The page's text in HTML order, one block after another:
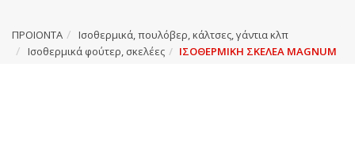
ΠΡΟΙΟΝΤΑ
Ισοθερμικά, πουλόβερ, κάλτσες, γάντια κλπ
Ισοθερμικά φούτερ, σκελέες
ΙΣΟΘΕΡΜΙΚΗ ΣΚΕΛΕΑ MAGNUM